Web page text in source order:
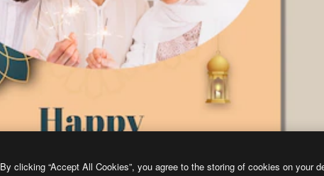
By clicking “Accept All Cookies”, you agree to the storing of cookies on your